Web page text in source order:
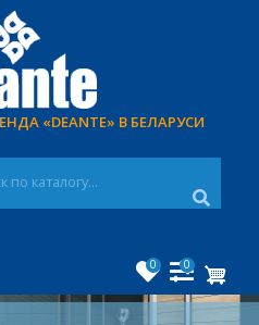
Перейти
к
основному
содержанию
«DEANTE» В БЕЛАРУСИ
0 0